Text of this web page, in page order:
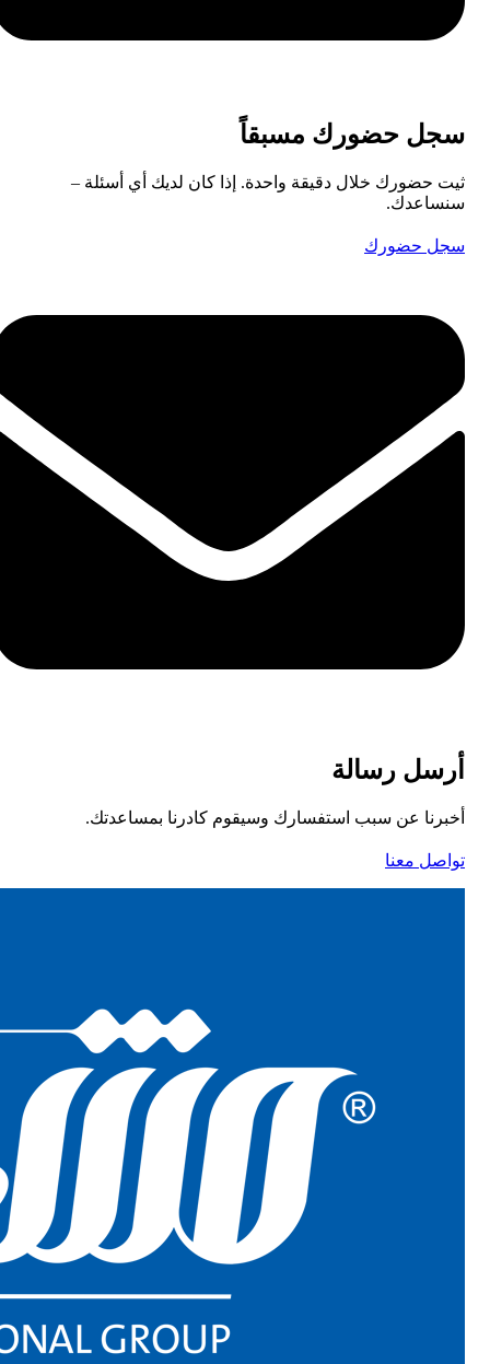
سجل حضورك مسبقاً
ثيت حضورك خلال دقيقة واحدة. إذا كان لديك أي أسئلة –
سنساعدك.
سجل حضورك
أرسل رسالة
أخبرنا عن سبب استفسارك وسيقوم كادرنا بمساعدتك.
تواصل معنا